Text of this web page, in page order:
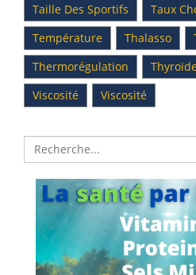
Taille Des Sportifs
Taux
Température
Thalasso
Thermorégulation
Thyroïde
Viscosité
Viscosité